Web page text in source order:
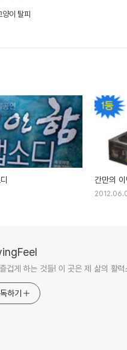
양이 탈피
간만의
겁게 하는 것들! 이 곳은 제 삶의 활
하기